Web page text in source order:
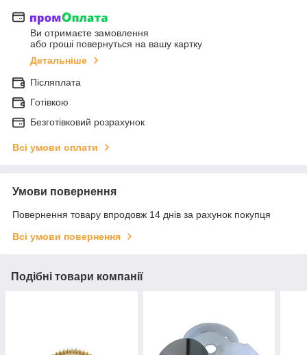
Ви отримаєте замовлення
або гроші повернуться на вашу картку
Детальніше
Післяплата
Готівкою
Безготівковий розрахунок
Всі умови оплати
Умови повернення
Повернення товару впродовж 14 днів за рахунок покупця
Всі умови повернення
Подібні товари компанії